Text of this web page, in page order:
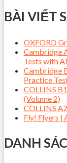
BÀI VIẾT
OXFORD
Cambridge
Tests with
Cambridge
Practice
COLLINS
(Volume 2)
COLLINS
Fly! Flyers |
DANH